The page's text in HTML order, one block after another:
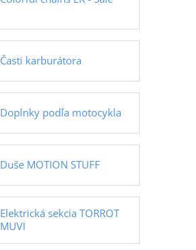
Časti karburátora
Doplnky podľa motocykla
Duše MOTION STUFF
Elektrická sekcia TORROT
MUVI